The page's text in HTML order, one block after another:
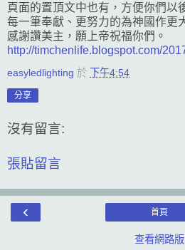
頁面的置頂文中也有，方便你們以
每一筆奉獻、更努力的為神國作更
感謝讚美主，願上帝祝福你們。
http://timchenlife.blogspot.com/
easyledlighting 於 下午4:54
分享
沒有留言:
張貼留言
‹ 首頁
查看網路版